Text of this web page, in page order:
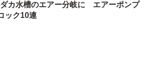
水槽のエアー分岐に エアーポンプ
ック10連